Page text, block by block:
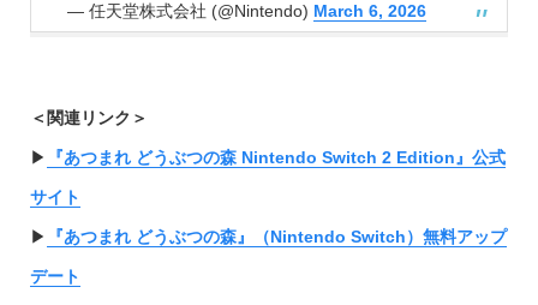
— 任天堂株式会社 (@Nintendo) March 6, 2026
＜関連リンク＞
▶︎ 『あつまれ どうぶつの森 Nintendo Switch 2 Edition』公式
サイト
▶︎ 『あつまれ どうぶつの森』（Nintendo Switch）無料アップ
デート